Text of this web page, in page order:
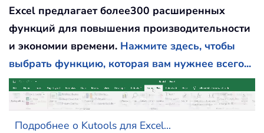
Excel предлагает более300 расширенных
функций для повышения производительности
и экономии времени. Нажмите здесь, чтобы
выбрать функцию, которая вам нужнее всего...
Подробнее о Kutools для Excel...